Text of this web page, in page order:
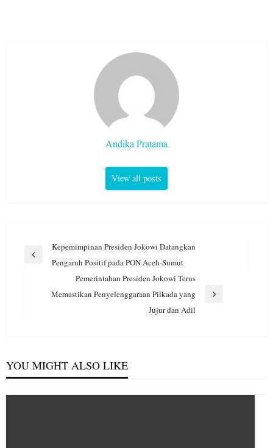
Andika Pratama
View all posts
Navigasi
Previous
Kepemimpinan Presiden Jokowi Datangkan
Pengaruh Positif pada PON Aceh-Sumut
Pemerintahan Presiden Jokowi Terus
Memastikan Penyelenggaraan Pilkada yang
Jujur dan Adil
YOU MIGHT ALSO LIKE